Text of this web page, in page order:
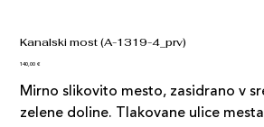
Kanalski most (A-1319-4_prv)
Cena
140,00 €
Mirno slikovito mesto, zasidrano v
zelene doline. Tlakovane ulice